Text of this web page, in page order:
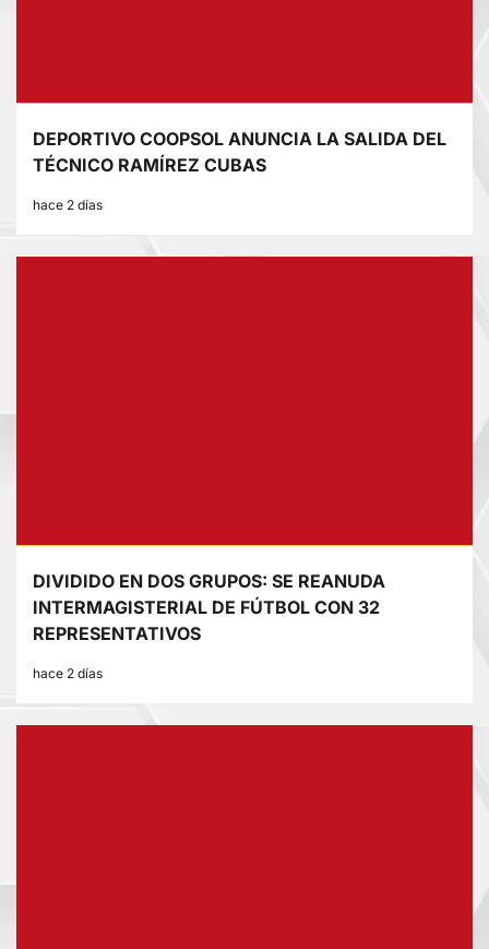
DEPORTIVO COOPSOL ANUNCIA LA SALIDA DEL
TÉCNICO RAMÍREZ CUBAS
hace 2 días
DIVIDIDO EN DOS GRUPOS: SE REANUDA
INTERMAGISTERIAL DE FÚTBOL CON 32
REPRESENTATIVOS
hace 2 días